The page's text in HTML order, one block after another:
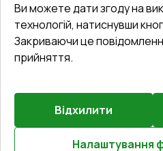
©2026 Всі
Сайт створено на
Повідомити
Ви можете дати згоду на
технологій, натиснувши
Закриваючи це
прийняття.
Відхилити
Налаштування